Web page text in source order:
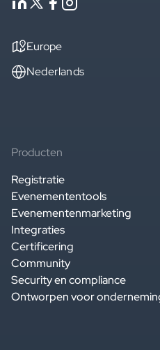
Europe
Nederlands
Producten
Registratie
Evenemententools
Evenementenmarketing
Integraties
Certificering
Community
Security en compliance
Ontworpen voor